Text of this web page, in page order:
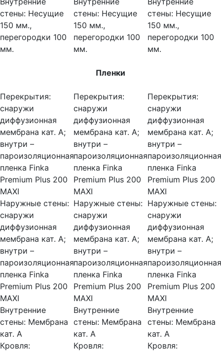
стены: Несущие
150 мм.,
перегородки 100
мм.
стены: Несущие
150 мм.,
перегородки 100
мм.
стены:Несущие
150 мм.,
перегородки 100
мм.
Пленки
Перекрытия:
снаружи
диффузионная
мембрана кат. А;
внутри –
пароизоляционная
пленка Finka
Premium Plus 200
MAXI
Наружные стены:
снаружи
диффузионная
мембрана кат. А;
внутри –
пароизоляционная
пленка Finka
Premium Plus 200
MAXI
Внутренние
стены: Мембрана
кат. А
Кровля:
Перекрытия:
снаружи
диффузионная
мембрана кат. А;
внутри –
пароизоляционная
пленка Finka
Premium Plus 200
MAXI
Наружные стены:
снаружи
диффузионная
мембрана кат. А;
внутри –
пароизоляционная
пленка Finka
Premium Plus 200
MAXI
Внутренние
стены: Мембрана
кат. А
Кровля:
Перекрытия:
снаружи
диффузионная
мембрана кат. А;
внутри –
пароизоляционная
пленка Finka
Premium Plus 200
MAXI
Наружные стены:
снаружи
диффузионная
мембрана кат. А;
внутри –
пароизоляционная
пленка Finka
Premium Plus 200
MAXI
Внутренние
стены:Мембрана
кат. А
Кровля: